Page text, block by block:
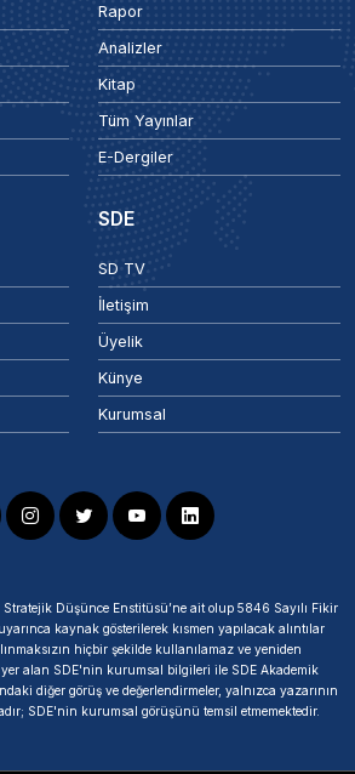
Rapor
Analizler
Kitap
Tüm Yayınlar
E-Dergiler
SDE
SD TV
İletişim
Üyelik
Künye
Kurumsal
Düşünce Enstitüsü’ne ait olup 5846 Sayılı Fikir
kaynak gösterilerek kısmen yapılacak alıntılar
hiçbir şekilde kullanılamaz ve yeniden
alan SDE'nin kurumsal bilgileri ile SDE Akademik
diğer görüş ve değerlendirmeler, yalnızca yazarının
SDE'nin kurumsal görüşünü temsil etmemektedir.